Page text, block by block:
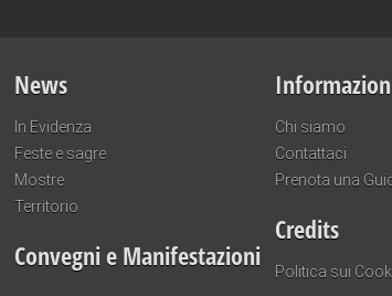
News
In Evidenza
Feste e sagre
Mostre
Territorio
Convegni e Manifestazioni
Chi siamo
Contattaci
Prenota una
Credits
Politica sui